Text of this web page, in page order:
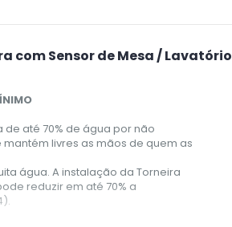
com Sensor de Mesa / Lavatório
até 70% de água por não
livres as mãos de quem as
água. A instalação da Torneira
reduzir em até 70% a